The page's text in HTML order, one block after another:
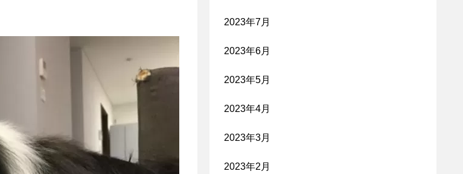
2023年7月
2023年6月
2023年5月
2023年4月
2023年3月
2023年2月